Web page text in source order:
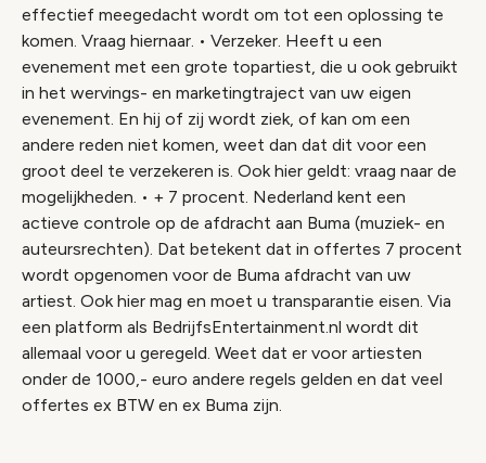
effectief meegedacht wordt om tot een oplossing te
komen. Vraag hiernaar. • Verzeker. Heeft u een
evenement met een grote topartiest, die u ook gebruikt
in het wervings- en marketingtraject van uw eigen
evenement. En hij of zij wordt ziek, of kan om een
andere reden niet komen, weet dan dat dit voor een
groot deel te verzekeren is. Ook hier geldt: vraag naar de
mogelijkheden. • + 7 procent. Nederland kent een
actieve controle op de afdracht aan Buma (muziek- en
auteursrechten). Dat betekent dat in offertes 7 procent
wordt opgenomen voor de Buma afdracht van uw
artiest. Ook hier mag en moet u transparantie eisen. Via
een platform als BedrijfsEntertainment.nl wordt dit
allemaal voor u geregeld. Weet dat er voor artiesten
onder de 1000,- euro andere regels gelden en dat veel
offertes ex BTW en ex Buma zijn.